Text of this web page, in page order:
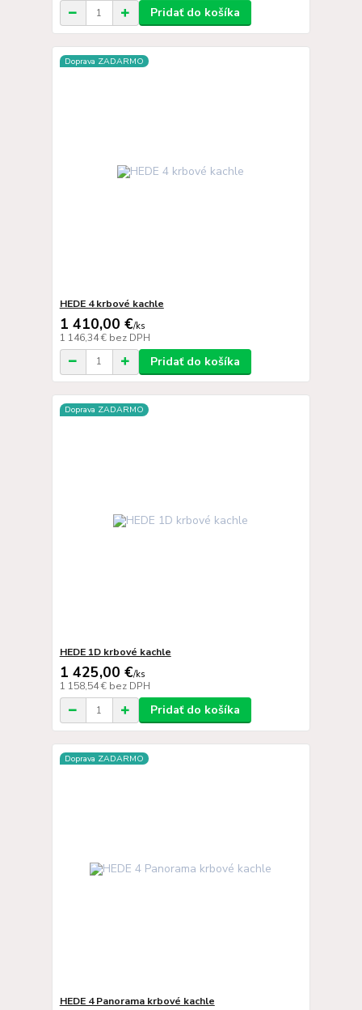
Pridať do košíka
Doprava ZADARMO
HEDE 4 krbové kachle
1 410,00 €/ks
1 146,34 € bez DPH
Pridať do košíka
Doprava ZADARMO
HEDE 1D krbové kachle
1 425,00 €/ks
1 158,54 € bez DPH
Pridať do košíka
Doprava ZADARMO
HEDE 4 Panorama krbové kachle